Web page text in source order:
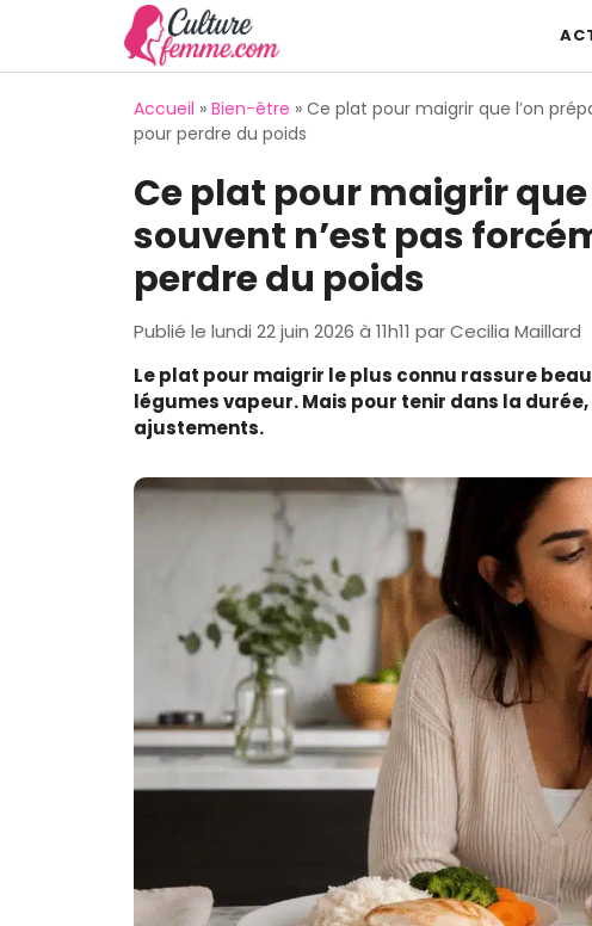
Accueil » Bien-être » Ce plat pour maigrir que l’on
pour perdre du poids
Ce plat pour maigrir
souvent n’est pas
perdre du poids
Publié le lundi 22 juin 2026 à 11h11 parCecilia Maillard
Le plat pour maigrir le plus connu rassure
légumes vapeur. Mais pour tenir dans la
ajustements.